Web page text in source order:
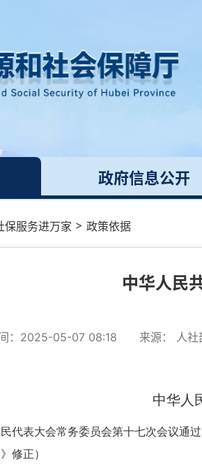
政府信息公开
保服务进万家 > 政策依据
中华人民
：2025-05-07 08:18 来源： 人社
中华人
民代表大会常务委员会第十七次会议
修正）